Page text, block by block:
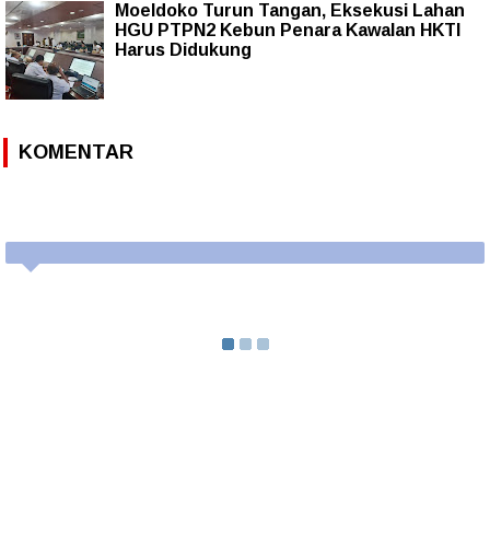
Moeldoko Turun Tangan, Eksekusi Lahan
HGU PTPN2 Kebun Penara Kawalan HKTI
Harus Didukung
KOMENTAR